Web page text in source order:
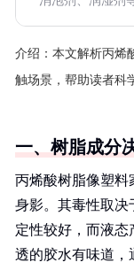
介绍： 本文解析丙烯
触场景，帮助读者科
一、树脂成分
丙烯酸树脂像塑料
身影。其毒性取决
定性较好，而液
透的胶水有味道，